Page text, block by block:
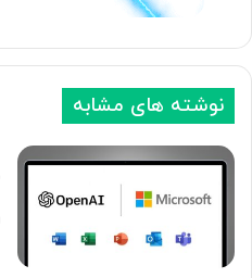
ی
نوشته های مشابه